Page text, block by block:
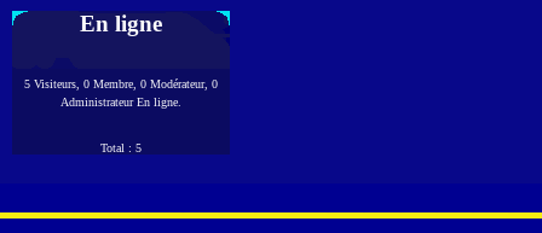
En ligne
5 Visiteurs, 0 Membre, 0 Modérateur, 0
Administrateur En ligne.
Total : 5